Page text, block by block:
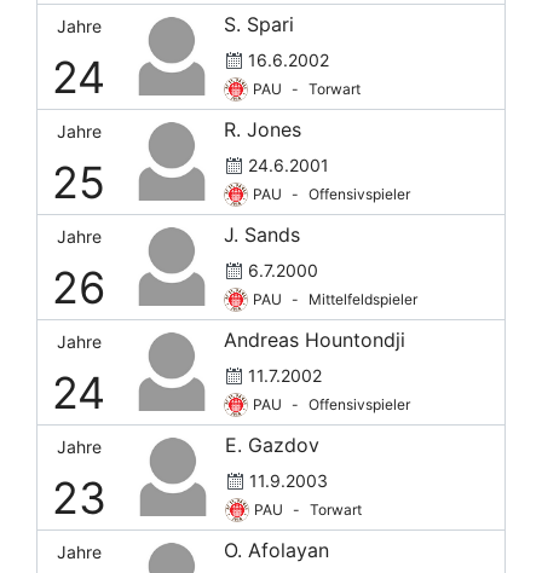
Jahre
24
S. Spari
16.6.2002
PAU - Torwart
Jahre
25
R. Jones
24.6.2001
PAU - Offensivspieler
Jahre
26
J. Sands
6.7.2000
PAU - Mittelfeldspieler
Jahre
24
Andreas Hountondji
11.7.2002
PAU - Offensivspieler
Jahre
23
E. Gazdov
11.9.2003
PAU - Torwart
Jahre O. Afolayan